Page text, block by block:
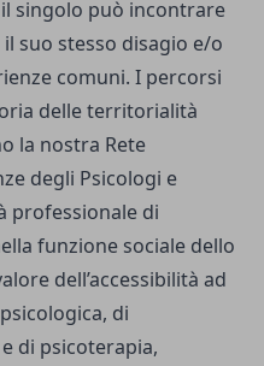
singolo può incontrare
suo stesso disagio e/o
comuni. I percorsi
delle territorialità
la nostra Rete
degli Psicologi e
professionale di
funzione sociale dello
dell’accessibilità ad
di
di psicoterapia,